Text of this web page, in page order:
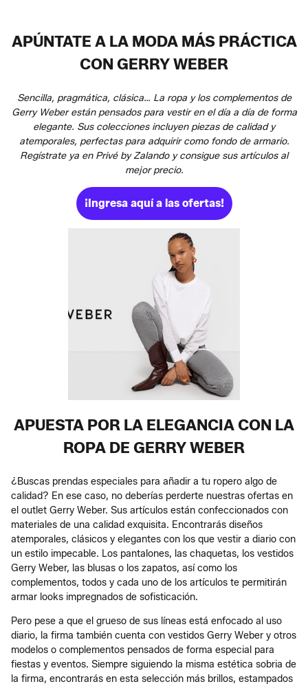
APÚNTATE A LA MODA MÁS PRÁCTICA
CON GERRY WEBER
Sencilla, pragmática, clásica… La ropa y los complementos de
Gerry Weber están pensados para vestir en el día a día de forma
elegante. Sus colecciones incluyen piezas de calidad y
atemporales, perfectas para adquirir como fondo de armario.
Regístrate ya en Privé by Zalando y consigue sus artículos al
mejor precio.
¡Ingresa aquí a las ofertas!
APUESTA POR LA ELEGANCIA CON LA
ROPA DE GERRY WEBER
¿Buscas prendas especiales para añadir a tu ropero algo de
calidad? En ese caso, no deberías perderte nuestras ofertas en
el outlet Gerry Weber. Sus artículos están confeccionados con
materiales de una calidad exquisita. Encontrarás diseños
atemporales, clásicos y elegantes con los que vestir a diario con
un estilo impecable. Los pantalones, las chaquetas, los vestidos
Gerry Weber, las blusas o los zapatos, así como los
complementos, todos y cada uno de los artículos te permitirán
armar looks impregnados de sofisticación.
Pero pese a que el grueso de sus líneas está enfocado al uso
diario, la firma también cuenta con vestidos Gerry Weber y otros
modelos o complementos pensados de forma especial para
fiestas y eventos. Siempre siguiendo la misma estética sobria de
la firma, encontrarás en esta selección más brillos, estampados